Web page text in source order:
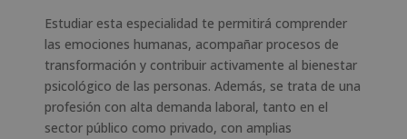
Estudiar esta especialidad te permitirá comprender
las emociones humanas, acompañar procesos de
transformación y contribuir activamente al bienestar
psicológico de las personas. Además, se trata de una
profesión con alta demanda laboral, tanto en el
sector público como privado, con amplias